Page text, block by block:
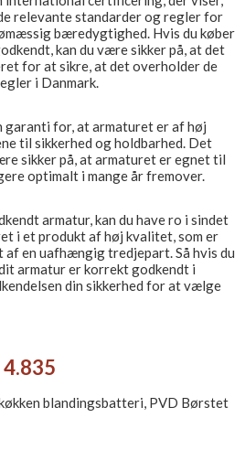
relevante standarder og regler for
bæredygtighed. Hvis du køber
kan du være sikker på, at det
for at sikre, at det overholder de
i Danmark.
garanti for, at armaturet er af høj
til sikkerhed og holdbarhed. Det
sikker på, at armaturet er egnet til
optimalt i mange år fremover.
armatur, kan du have ro i sindet
i et produkt af høj kvalitet, som er
en uafhængig tredjepart. Så hvis du
armatur er korrekt godkendt i
din sikkerhed for at vælge
blandingsbatteri, PVD Børstet